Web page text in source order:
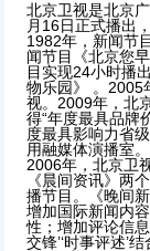
北京卫视是北京
月16日正式播出
1982年，新闻节
闻节目《北京您
目实现24小时播
物乐园》
。2005
视。2009年，北
得“年度最具品牌
度最具影响力省
用融媒体演播室。
2006年，北京卫
《晨间资讯》两
播节目。《晚间
增加国际新闻内
性；增加评论信
交锋’‘时事评述’